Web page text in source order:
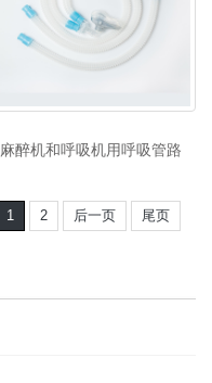
麻醉机和呼吸机用呼吸管路
1 2 后一页 尾页